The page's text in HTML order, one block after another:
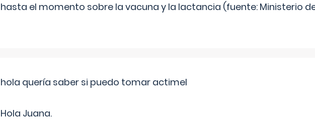
hasta el momento sobre la vacuna y la lactancia (fuente: Ministerio
hola quería saber si puedo tomar actimel
Hola Juana.